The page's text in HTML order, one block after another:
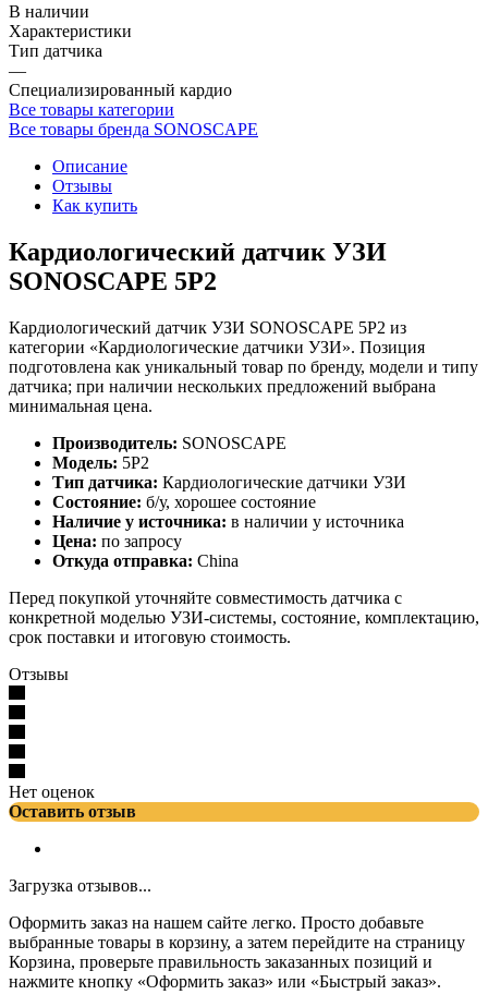
В наличии
Характеристики
Тип датчика
—
Специализированный кардио
Все товары категории
Все товары бренда SONOSCAPE
Описание
Отзывы
Как купить
Кардиологический датчик УЗИ
SONOSCAPE 5P2
Кардиологический датчик УЗИ SONOSCAPE 5P2 из
категории «Кардиологические датчики УЗИ». Позиция
подготовлена как уникальный товар по бренду, модели и типу
датчика; при наличии нескольких предложений выбрана
минимальная цена.
Производитель: SONOSCAPE
Модель: 5P2
Тип датчика: Кардиологические датчики УЗИ
Состояние: б/у, хорошее состояние
Наличие у источника: в наличии у источника
Цена: по запросу
Откуда отправка: China
Перед покупкой уточняйте совместимость датчика с
конкретной моделью УЗИ-системы, состояние, комплектацию,
срок поставки и итоговую стоимость.
Отзывы
Нет оценок
Оставить отзыв
Загрузка отзывов...
Оформить заказ на нашем сайте легко. Просто добавьте
выбранные товары в корзину, а затем перейдите на страницу
Корзина, проверьте правильность заказанных позиций и
нажмите кнопку «Оформить заказ» или «Быстрый заказ».